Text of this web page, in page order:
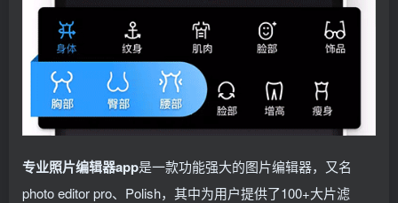
专业照片编辑器app是一款功能强大的图片编辑器，又名
photo editor pro、Polish，其中为用户提供了100+大片滤